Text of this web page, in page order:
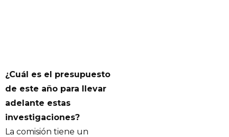
¿Cuál es el presupuesto
de este año para llevar
adelante estas
investigaciones?
La comisión tiene un